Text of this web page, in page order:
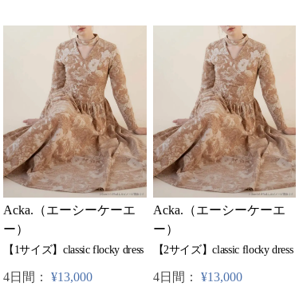
Acka.（エーシーケーエ
ー）
【1サイズ】classic flocky dress
4日間： ¥13,000
Acka.（エーシーケーエ
ー）
【2サイズ】classic flocky dress
4日間： ¥13,000